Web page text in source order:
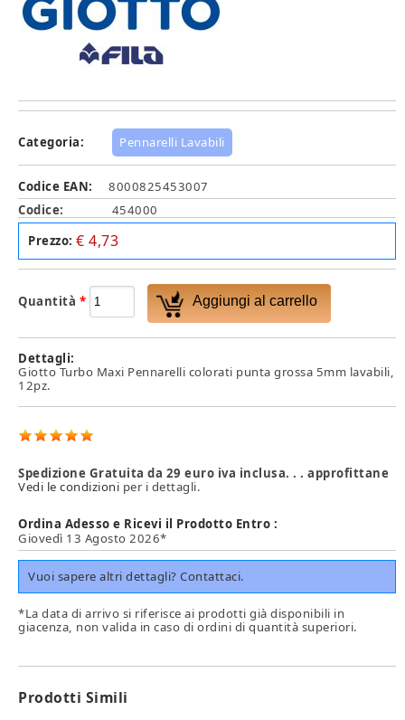
Categoria: Pennarelli Lavabili
Codice EAN:
8000825453007
Codice:
454000
Prezzo: € 4,73
Quantità *
Dettagli:
Giotto Turbo Maxi Pennarelli colorati punta grossa 5mm lavabili,
12pz.
Spedizione Gratuita da 29 euro iva inclusa. . . approfittane
Vedi le condizioni per i dettagli.
Ordina Adesso e Ricevi il Prodotto Entro :
Giovedì 13 Agosto 2026*
Vuoi sapere altri dettagli? Contattaci.
*La data di arrivo si riferisce ai prodotti già disponibili in
giacenza, non valida in caso di ordini di quantità superiori.
Prodotti Simili